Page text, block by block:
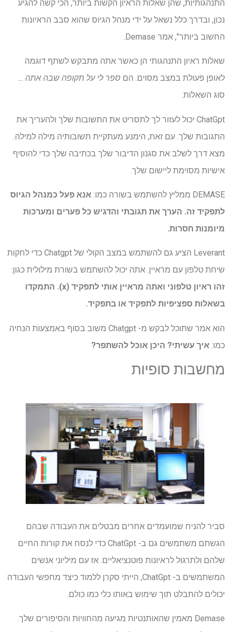
התנהגותיות, שהן שאלות הראיון הקשות ביותר, הכי קשה להגיע
נכון, ובדרך כלל נשאל על ידי מנהל הגיוס שהוא סבב הראיונות
החשוב ביותר", אמר Demase.
שאלות ראיון התנהגותי הן כאשר אתה מתבקש לשתף דוגמה
לאופן פעולת במצב מסוים. הם ספר לי על תקופה שבה אתה …
סוג השאלות.
ChatGpt יכול לעזור לך לתסריט את התשובות שלך ולהעריך את
התגובות שלך. עם זאת, הימנע מעתקיית תשובותיה מילה למילה.
מצא דרך לשלב את סגנון הדיבור שלך בכתיבה שלך כדי להוסיף
אישיות מסוימת ליישום שלך.
DEMASE ממליץ להשתמש בשורה כמו:
אנא פעל כמנהל הגיוס
לתפקיד זה. הערך את תגובתי והדגיש כל פערים ומערכות
מיומנות חסרות.
Leverant הציע גם להשתמש במצב הקולי של Chatgpt כדי לחקות
שיחת טלפון עם מראיין. אתה יכול להשתמש בשורת מילולית כגון:
זהו ראיון טלפוני ואתה מראיין אותי לתפקיד (x). התמקדו
בשאלות ספציפיות לתפקיד או בתפקיד.
הוא אמר שתוכל לבקש מ- Chatgpt משוב בסוף באמצעות הנחיה
כמו: איך עשיתי? היכן אוכל להשתפר?
מחשבות סופיות
סביר להניח שמועמדים אחרים מבטלים את העבודה שבהם
הגשתם משתמשים גם ב- ChatGpt כדי לנסח את קורות החיים
שלהם ולתרגול לראיונות פוטנציאליים. אז עם מיליוני אנשים
המשתמשים ב- ChatGpt, הייתי סקרן ללמוד כיצד מחפשי העבודה
יכולים להתבלט תוך שימוש באותו כלי כמו כולם.
Demase מאמין שהאותנטיות מגיעה מהחוויות והסיפורים שלך.